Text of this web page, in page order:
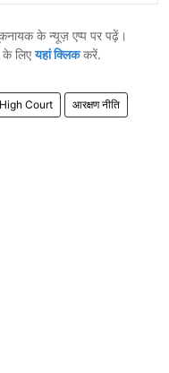
के न्यूज़ एप्प पर पढ़ें।
के लिएयहां क्लिककरें.
Court आरक्षण नीति